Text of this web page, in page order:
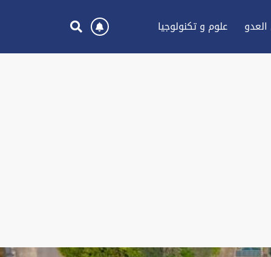
علوم و تكنولوجيا